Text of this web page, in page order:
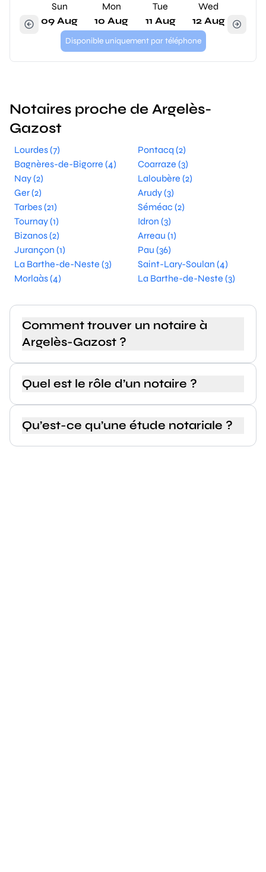
Sun
09 Aug
Mon
10 Aug
Tue
11 Aug
Wed
12 Aug
Disponible uniquement par téléphone
Notaires proche de Argelès-
Gazost
Lourdes (7)
Pontacq (2)
Bagnères-de-Bigorre (4)
Coarraze (3)
Nay (2)
Laloubère (2)
Ger (2)
Arudy (3)
Tarbes (21)
Séméac (2)
Tournay (1)
Idron (3)
Bizanos (2)
Arreau (1)
Jurançon (1)
Pau (36)
La Barthe-de-Neste (3)
Saint-Lary-Soulan (4)
Morlaàs (4)
La Barthe-de-Neste (3)
Comment trouver un notaire à
Argelès-Gazost ?
Quel est le rôle d’un notaire ?
Qu’est-ce qu’une étude notariale ?